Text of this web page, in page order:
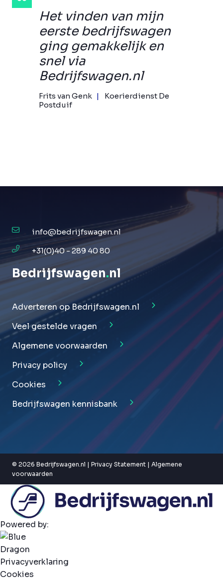
Het vinden van mijn
eerste bedrijfswagen
ging gemakkelijk en
snel via
Bedrijfswagen.nl
Frits van Genk
Koerierdienst De
Postduif
info@bedrijfswagen.nl
+31(0)40 - 289 40 80
Bedrijfswagen.nl
Adverteren op Bedrijfswagen.nl
Veel gestelde vragen
Algemene voorwaarden
Privacy policy
Cookies
Bedrijfswagen kennisbank
© 2026 Bedrijfswagen.nl | Privacy Statement | Algemene
voorwaarden
Powered by:
Privacyverklaring
Cookies